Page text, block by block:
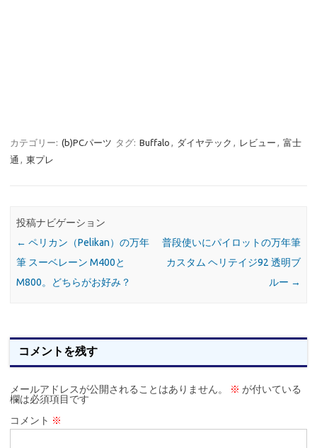
カテゴリー: (b)PCパーツ タグ: Buffalo ダイヤテック レビュー
富士
通
東プレ
投稿ナビゲーション
← ペリカン（Pelikan）の万年
筆 スーベレーン M400と
M800。どちらがお好み？
普段使いにパイロットの万年筆
カスタム ヘリテイジ92 透明ブ
ルー →
コメントを残す
メールアドレスが公開されることはありません。 ※ が付いている
欄は必須項目です
コメント ※